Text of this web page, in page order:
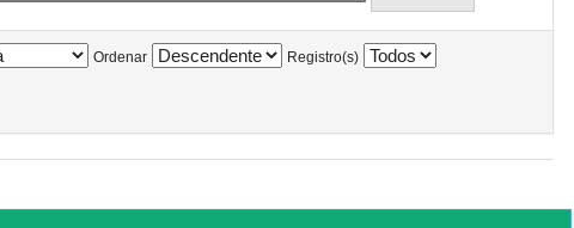
Ordenar Registro(s)